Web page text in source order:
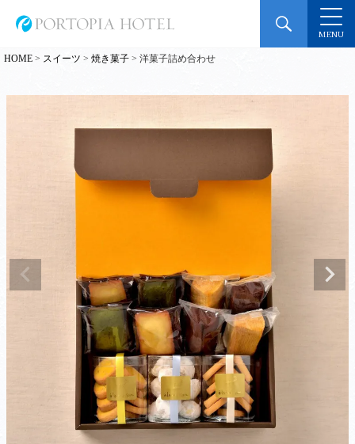
MENU
HOME スイーツ 焼き菓子 洋菓子詰め合わせ